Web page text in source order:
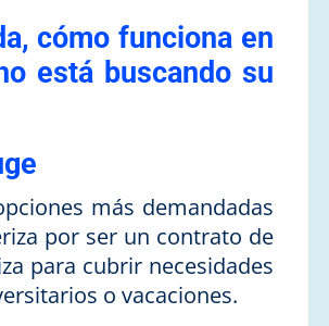
cómo funciona en
está buscando su
más demandadas
por ser un contrato de
para cubrir necesidades
o vacaciones.